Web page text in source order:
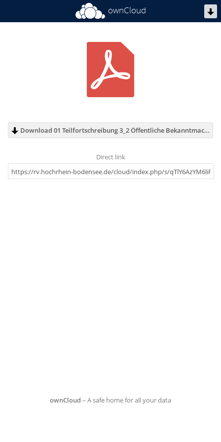
ownCloud
Download 01 Teilfortschreibung 3_2 Öffentliche Bekanntmachung.pdf (65 KB)
Direct link
ownCloud – A safe home for all your data